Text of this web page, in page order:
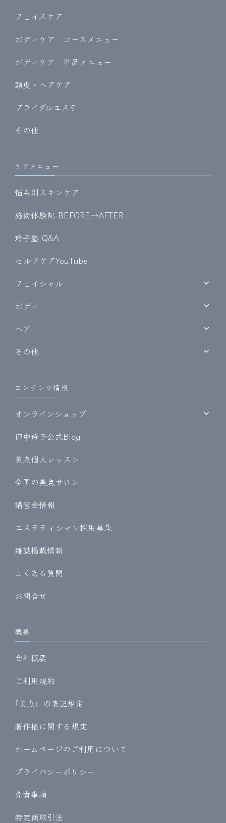
フェイスケア
ボディケア コースメニュー
ボディケア 単品メニュー
頭皮・ヘアケア
ブライダルエステ
その他
ケアメニュー
悩み別スキンケア
施術体験記-BEFORE→AFTER
玲子塾 Q&A
セルフケアYouTube
フェイシャル
ボディ
ヘア
その他
コンテンツ情報
オンラインショップ
田中玲子公式Blog
美点個人レッスン
全国の美点サロン
講習会情報
エステティシャン採用募集
雑誌掲載情報
よくある質問
お問合せ
概要
会社概要
ご利用規約
｢美点」の表記規定
著作権に関する規定
ホームページのご利用について
プライバシーポリシー
免責事項
特定商取引法